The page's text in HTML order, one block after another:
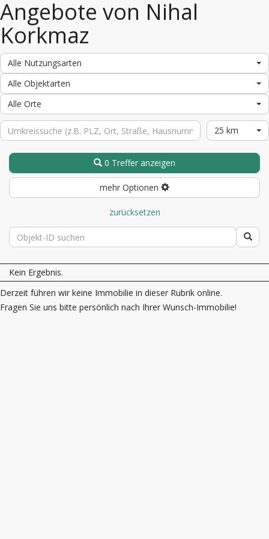
Angebote von Nihal
Korkmaz
Alle Nutzungsarten
Alle Objektarten
Alle Orte
25 km
0 Treffer anzeigen
mehr Optionen
zurücksetzen
Kein Ergebnis.
Derzeit führen wir keine Immobilie in dieser Rubrik online.
Fragen Sie uns bitte persönlich nach Ihrer Wunsch-Immobilie!